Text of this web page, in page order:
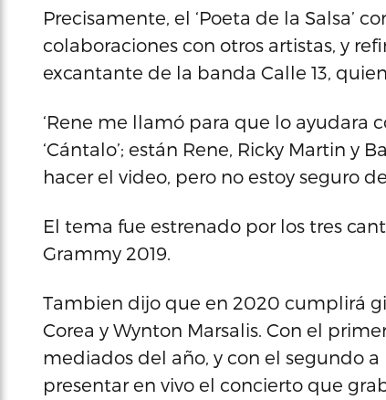
Precisamente, el ‘Poeta de la Salsa’
colaboraciones con otros artistas, y
excantante de la banda Calle 13,
‘Rene me llamó para que lo ayudara
‘Cántalo’; están Rene, Ricky Martin y
hacer el video, pero no estoy seguro
El tema fue estrenado por los tres
Grammy 2019.
Tambien dijo que en 2020 cumplirá
Corea y Wynton Marsalis. Con el
mediados del año, y con el segundo
presentar en vivo el concierto que